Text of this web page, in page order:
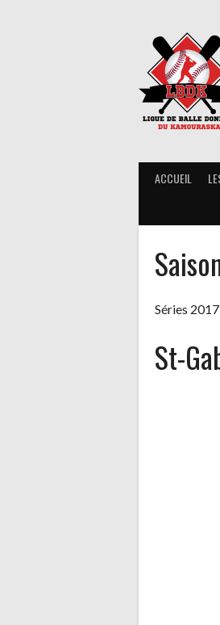
ACCUEIL
Séries 2017
St-